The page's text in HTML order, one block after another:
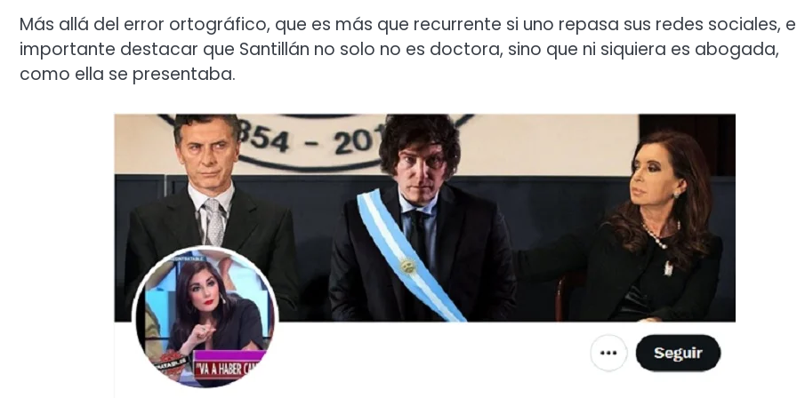
Más allá del error ortográfico, que es más que recurrente si uno repasa sus redes sociales,
importante destacar que Santillán no solo no es doctora, sino que ni siquiera es abogada,
como ella se presentaba.